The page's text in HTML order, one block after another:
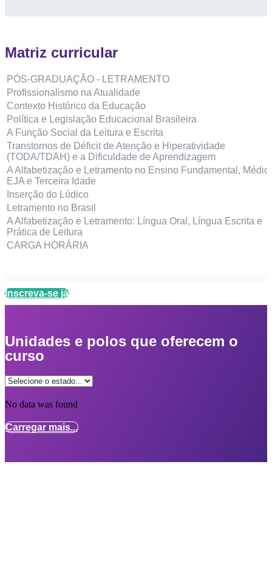
Matriz curricular
PÓS-GRADUAÇÃO - LETRAMENTO
Profissionalismo na Atualidade
Contexto Histórico da Educação
Política e Legislação Educacional Brasileira
A Função Social da Leitura e Escrita
Transtornos de Déficit de Atenção e Hiperatividade
(TODA/TDAH) e a Dificuldade de Aprendizagem
A Alfabetização e Letramento no Ensino Fundamental, Médio,
EJA e Terceira Idade
Inserção do Lúdico
Letramento no Brasil
A Alfabetização e Letramento: Língua Oral, Língua Escrita e
Prática de Leitura
CARGA HORÁRIA
Inscreva-se já
Unidades e polos que oferecem o
curso
No data was found
Carregar mais...